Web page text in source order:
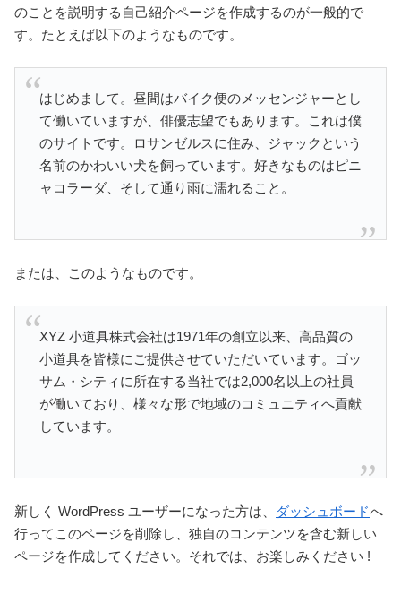
のことを説明する自己紹介ページを作成するのが一般的で
す。たとえば以下のようなものです。
はじめまして。昼間はバイク便のメッセンジャーとし
て働いていますが、俳優志望でもあります。これは僕
のサイトです。ロサンゼルスに住み、ジャックという
名前のかわいい犬を飼っています。好きなものはピニ
ャコラーダ、そして通り雨に濡れること。
または、このようなものです。
XYZ 小道具株式会社は1971年の創立以来、高品質の
小道具を皆様にご提供させていただいています。ゴッ
サム・シティに所在する当社では2,000名以上の社員
が働いており、様々な形で地域のコミュニティへ貢献
しています。
新しく WordPress ユーザーになった方は、 ダッシュボードへ
行ってこのページを削除し、独自のコンテンツを含む新しい
ページを作成してください。それでは、お楽しみください !